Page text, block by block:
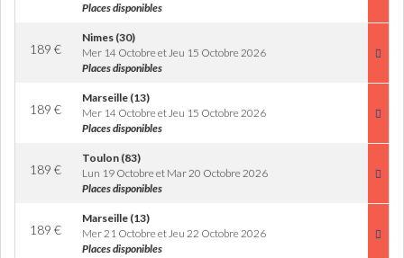
Places disponibles
189 €
Nimes (30)
Mer 14 Octobre et Jeu 15 Octobre 2026
Places disponibles
189 €
Marseille (13)
Mer 14 Octobre et Jeu 15 Octobre 2026
Places disponibles
189 €
Toulon (83)
Lun 19 Octobre et Mar 20 Octobre 2026
Places disponibles
189 €
Marseille (13)
Mer 21 Octobre et Jeu 22 Octobre 2026
Places disponibles